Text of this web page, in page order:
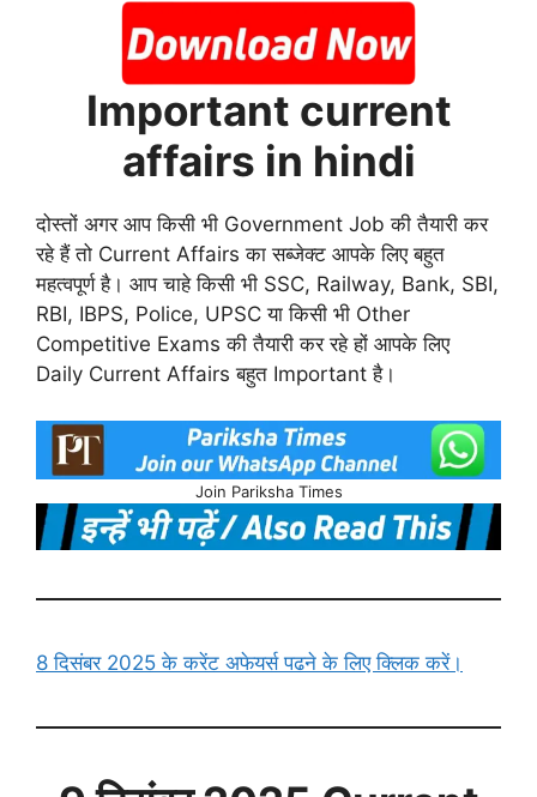
Important current
affairs in hindi
दोस्तों अगर आप किसी भी Government Job की तैयारी कर
रहे हैं तो Current Affairs का सब्जेक्ट आपके लिए बहुत
महत्वपूर्ण है। आप चाहे किसी भी SSC, Railway, Bank, SBI,
RBI, IBPS, Police, UPSC या किसी भी Other
Competitive Exams की तैयारी कर रहे हों आपके लिए
Daily Current Affairs बहुत Important है।
Join Pariksha Times
8 दिसंबर 2025 के करेंट अफेयर्स पढने के लिए क्लिक करें।